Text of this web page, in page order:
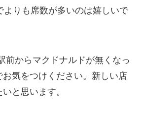
よりも席数が多いのは嬉しいで
前からマクドナルドが無くなっ
お気をつけください。新しい店
と思います。